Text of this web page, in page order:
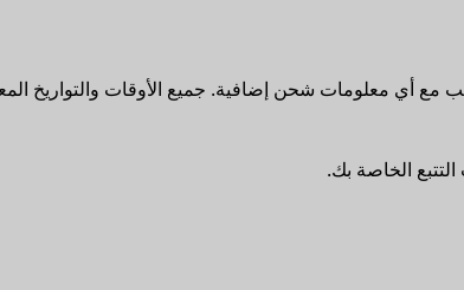
مع أي معلومات شحن إضافية. جميع الأوقات والتواريخ
الخاصة بك.